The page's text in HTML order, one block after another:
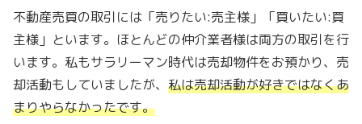
不動産売買の取引には「売りたい:売主様」「買いたい:買
主様」といます。ほとんどの仲介業者様は両方の取引を行
います。私もサラリーマン時代は売却物件をお預かり、売
却活動もしていましたが、 私は売却活動が好きではなくあ
まりやらなかったです。